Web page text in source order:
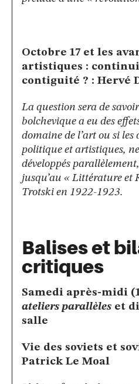
Octobre 17 et les
artistiques :
contiguité ? : Hervé
La question sera de
bolchevique a eu des
domaine de l’art ou si les
politique et artistiques,
développés
jusqu’au « Littérature et
Trotski en 1922-1923.
Balises et
critiques
Samedi après-midi
ateliers parallèles et
salle
Vie des soviets et
Patrick Le Moal